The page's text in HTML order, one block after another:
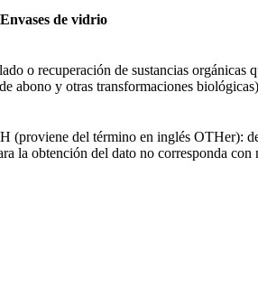
de vidrio
o recuperación de sustancias orgánicas
abono y otras transformaciones
(proviene del término en inglés OTHer):
la obtención del dato no corresponda con